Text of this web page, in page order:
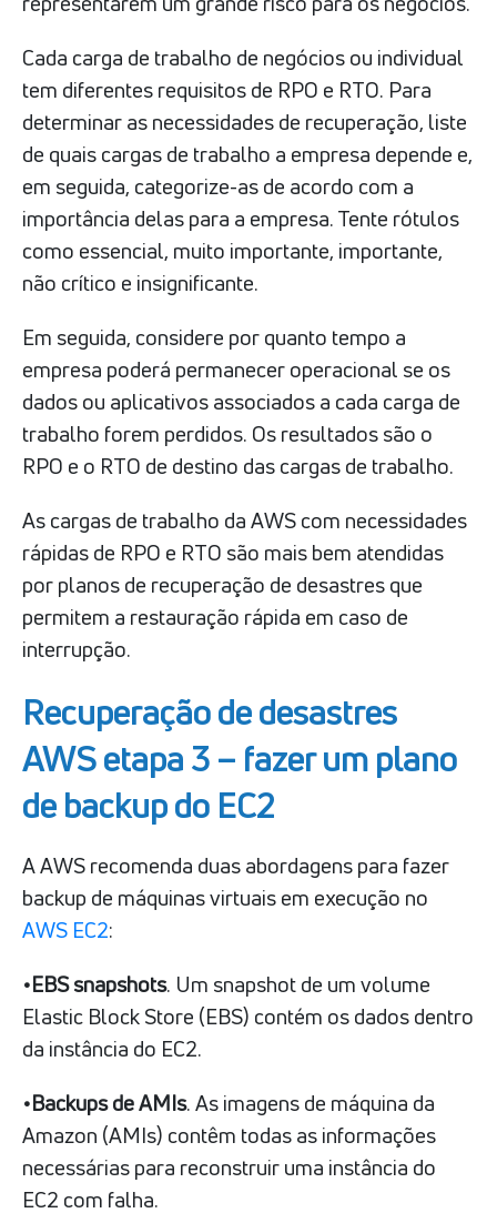
Cada carga de trabalho de negócios ou individual
tem diferentes requisitos de RPO e RTO. Para
determinar as necessidades de recuperação, liste
de quais cargas de trabalho a empresa depende e,
em seguida, categorize-as de acordo com a
importância delas para a empresa. Tente rótulos
como essencial, muito importante, importante,
não crítico e insignificante.
Em seguida, considere por quanto tempo a
empresa poderá permanecer operacional se os
dados ou aplicativos associados a cada carga de
trabalho forem perdidos. Os resultados são o
RPO e o RTO de destino das cargas de trabalho.
As cargas de trabalho da AWS com necessidades
rápidas de RPO e RTO são mais bem atendidas
por planos de recuperação de desastres que
permitem a restauração rápida em caso de
interrupção.
Recuperação de desastres
AWS etapa 3 – fazer um plano
de backup do EC2
A AWS recomenda duas abordagens para fazer
backup de máquinas virtuais em execução no
AWS EC2:
•EBS snapshots. Um snapshot de um volume
Elastic Block Store (EBS) contém os dados dentro
da instância do EC2.
•Backups de AMIs. As imagens de máquina da
Amazon (AMIs) contêm todas as informações
necessárias para reconstruir uma instância do
EC2 com falha.